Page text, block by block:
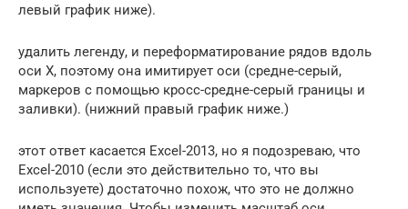
левый график ниже).
удалить легенду, и переформатирование рядов вдоль
оси Х, поэтому она имитирует оси (средне-серый,
маркеров с помощью кросс-средне-серый границы и
заливки). (нижний правый график ниже.)
этот ответ касается Excel-2013, но я подозреваю, что
Excel-2010 (если это действительно то, что вы
используете) достаточно похож, что это не должно